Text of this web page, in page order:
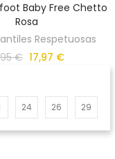
Baby Free Chetto
Rosa
Respetuosas
€ 17,97 €
24 26 29